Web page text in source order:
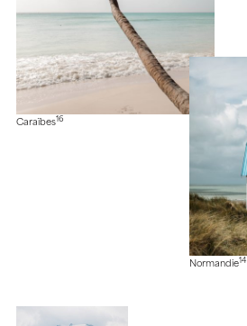
Caraïbes16
Normandie14